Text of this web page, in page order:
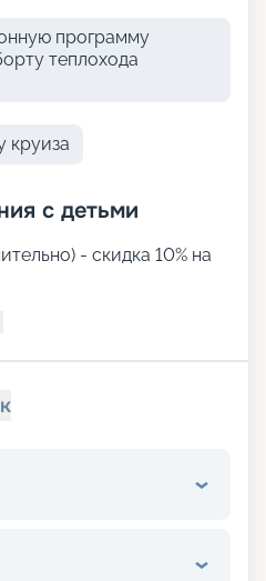
программу
теплохода
круиза
с детьми
- скидка 10% на